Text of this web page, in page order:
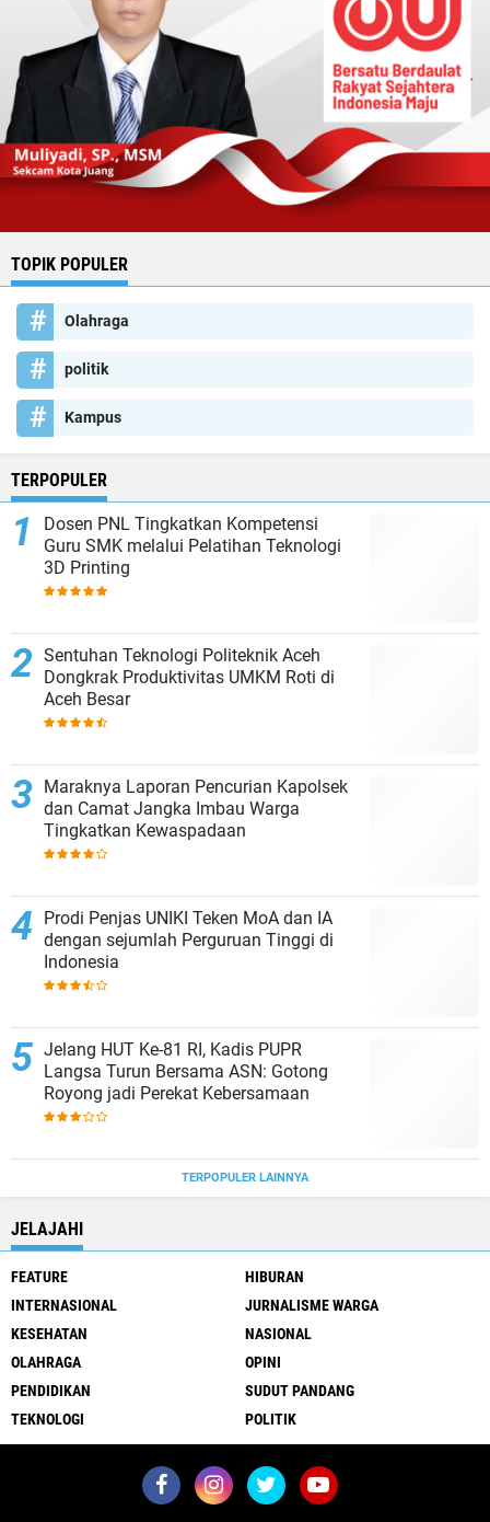
TOPIK POPULER
Olahraga
politik
Kampus
TERPOPULER
Dosen PNL Tingkatkan Kompetensi
Guru SMK melalui Pelatihan Teknologi
3D Printing
Sentuhan Teknologi Politeknik Aceh
Dongkrak Produktivitas UMKM Roti di
Aceh Besar
Maraknya Laporan Pencurian Kapolsek
dan Camat Jangka Imbau Warga
Tingkatkan Kewaspadaan
Prodi Penjas UNIKI Teken MoA dan IA
dengan sejumlah Perguruan Tinggi di
Indonesia
Jelang HUT Ke-81 RI, Kadis PUPR
Langsa Turun Bersama ASN: Gotong
Royong jadi Perekat Kebersamaan
TERPOPULER LAINNYA
JELAJAHI
FEATURE
HIBURAN
INTERNASIONAL
JURNALISME WARGA
KESEHATAN
NASIONAL
OLAHRAGA
OPINI
PENDIDIKAN
SUDUT PANDANG
TEKNOLOGI
POLITIK